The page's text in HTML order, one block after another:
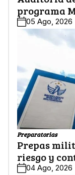
programa
05 Ago, 2026
Preparatorias
Prepas
riesgo y
04 Ago, 2026